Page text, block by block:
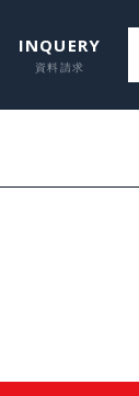
INQUERY